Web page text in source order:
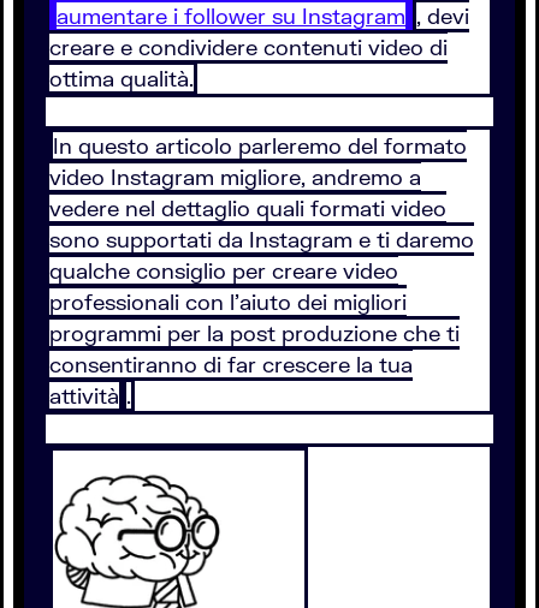
aumentare i follower su Instagram , devi
creare e condividere contenuti video di
ottima qualità.
In questo articolo parleremo del formato
video Instagram migliore, andremo a
vedere nel dettaglio quali formati video
sono supportati da Instagram e ti daremo
qualche consiglio per creare video
professionali con l’aiuto dei migliori
programmi per la post produzione che ti
consentiranno di far crescere la tua
attività .